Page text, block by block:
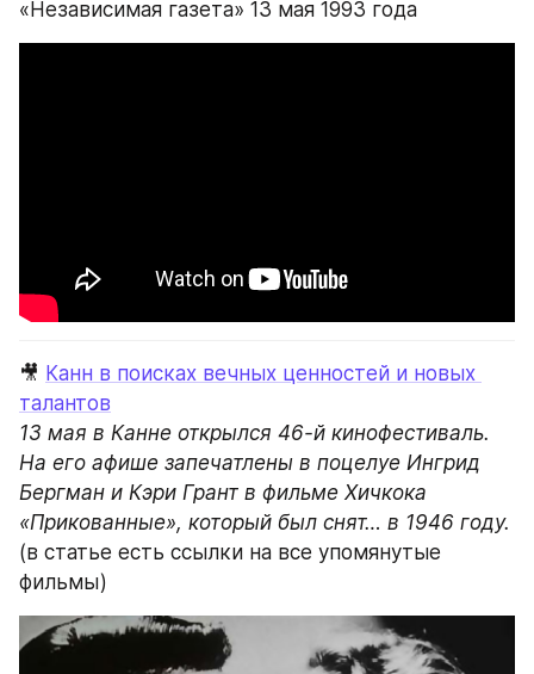
«Независимая газета» 13 мая 1993 года
🎥 Канн в поисках вечных ценностей и новых
талантов
13 мая в Канне открылся 46-й кинофестиваль.
На его афише запечатлены в поцелуе Ингрид
Бергман и Кэри Грант в фильме Хичкока
(в статье есть ссылки на все упомянутые
фильмы)